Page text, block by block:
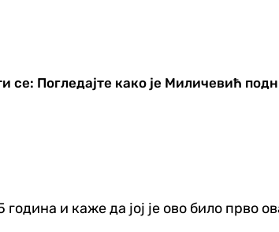
се: Погледајте како је Миличевић
и каже да јој је ово било прво